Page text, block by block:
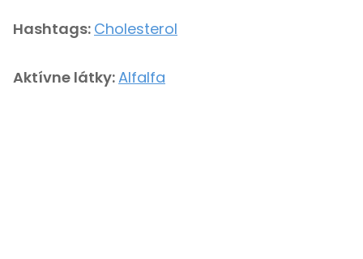
Hashtags: Cholesterol
Aktívne látky:Alfalfa